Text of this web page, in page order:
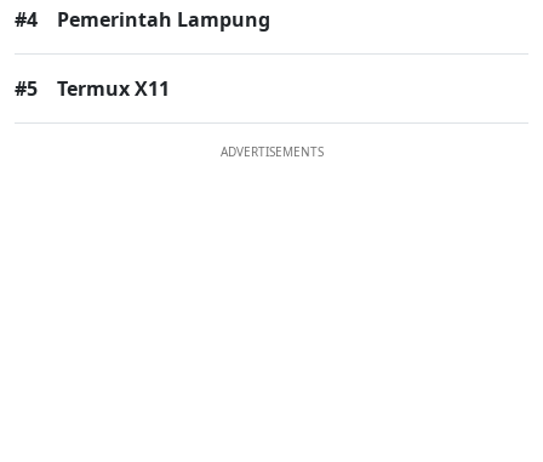
#4 Pemerintah Lampung
#5 Termux X11
ADVERTISEMENTS